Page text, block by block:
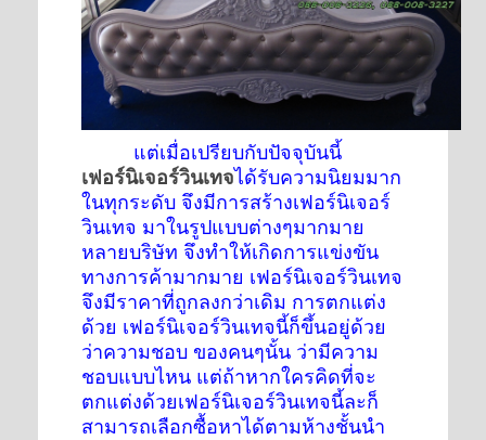
แต่เมื่อเปรียบกับปัจจุบันนี้
เฟอร์นิเจอร์วินเทจได้รับความนิยมมาก
ในทุกระดับ จึงมีการสร้างเฟอร์นิเจอร์
วินเทจ มาในรูปแบบต่างๆมากมาย
หลายบริษัท จึงทำให้เกิดการแข่งขัน
ทางการค้ามากมาย เฟอร์นิเจอร์วินเทจ
จึงมีราคาที่ถูกลงกว่าเดิม การตกแต่ง
ด้วย เฟอร์นิเจอร์วินเทจนี้ก็ขึ้นอยู่ด้วย
ว่าความชอบ ของคนๆนั้น ว่ามีความ
ชอบแบบไหน แต่ถ้าหากใครคิดที่จะ
ตกแต่งด้วยเฟอร์นิเจอร์วินเทจนี้ละก็
สามารถเลือกซื้อหาได้ตามห้างชั้นนำ